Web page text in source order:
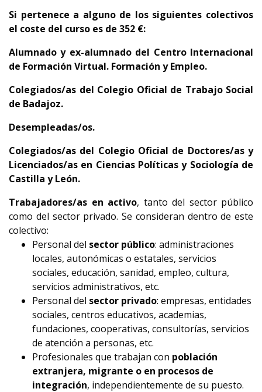
Si pertenece a alguno de los siguientes colectivos
el coste del curso es de 352 €:
Alumnado y ex-alumnado del Centro Internacional
de Formación Virtual. Formación y Empleo.
Colegiados/as del Colegio Oficial de Trabajo Social
de Badajoz.
Desempleadas/os.
Colegiados/as del Colegio Oficial de Doctores/as y
Licenciados/as en Ciencias Políticas y Sociología de
Castilla y León.
Trabajadores/as en activo, tanto del sector público
como del sector privado. Se consideran dentro de este
colectivo:
Personal del sector público: administraciones
locales, autonómicas o estatales, servicios
sociales, educación, sanidad, empleo, cultura,
servicios administrativos, etc.
Personal del sector privado: empresas, entidades
sociales, centros educativos, academias,
fundaciones, cooperativas, consultorías, servicios
de atención a personas, etc.
Profesionales que trabajan con población
extranjera, migrante o en procesos de
integración, independientemente de su puesto.